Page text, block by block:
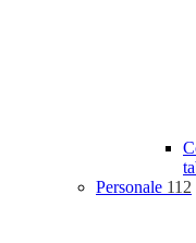
Personale 112